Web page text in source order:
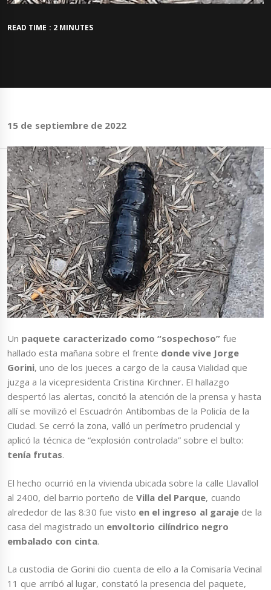
READ TIME : 2 MINUTES
15 de septiembre de 2022
Un paquete caracterizado como “sospechoso” fue
hallado esta mañana sobre el frente donde vive Jorge
Gorini, uno de los jueces a cargo de la causa Vialidad que
juzga a la vicepresidenta Cristina Kirchner. El hallazgo
despertó las alertas, concitó la atención de la prensa y hasta
allí se movilizó el Escuadrón Antibombas de la Policía de la
Ciudad. Se cerró la zona, valló un perímetro prudencial y
aplicó la técnica de “explosión controlada” sobre el bulto:
tenía frutas.
El hecho ocurrió en la vivienda ubicada sobre la calle Llavallol
al 2400, del barrio porteño de Villa del Parque, cuando
alrededor de las 8:30 fue visto en el ingreso al garaje de la
casa del magistrado un envoltorio cilíndrico negro
embalado con cinta.
La custodia de Gorini dio cuenta de ello a la Comisaría Vecinal
11 que arribó al lugar, constató la presencia del paquete,